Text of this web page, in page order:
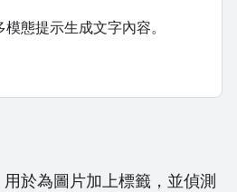
態提示生成文字內容。
於為圖片加上標籤，並偵測